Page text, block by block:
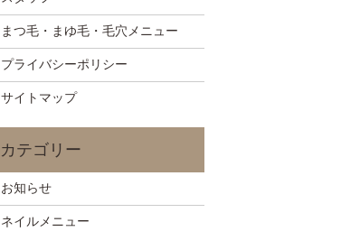
まつ毛・まゆ毛・毛穴メニュー
プライバシーポリシー
サイトマップ
お知らせ
ネイルメニュー